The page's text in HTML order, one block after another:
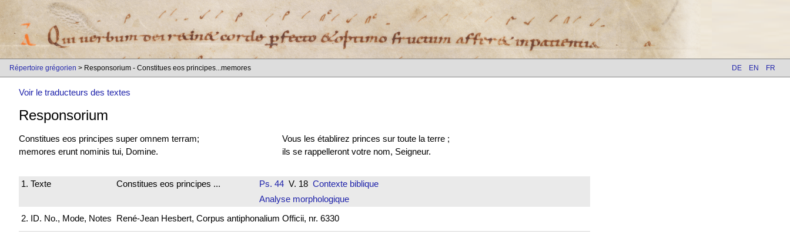
Répertoire grégorien > Responsorium - Constitues eos principes...memores DE EN FR
Voir le traducteurs des textes
Responsorium
Constitues eos principes super omnem terram;
memores erunt nominis tui, Domine.
Vous les établirez princes sur toute la terre ;
ils se rappelleront votre nom, Seigneur.
1. Texte Constitues eos principes ... Ps. 44V. 18 Contexte biblique
Analyse morphologique
2. ID. No., Mode, Notes
René-Jean Hesbert, Corpus antiphonalium Officii, nr. 6330